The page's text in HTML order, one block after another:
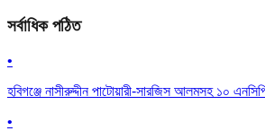
সর্বাধিক পঠিত
•
হবিগঞ্জে নাসীরুদ্দীন পাটোয়ারী-সারজিস আলমসহ ১০
•